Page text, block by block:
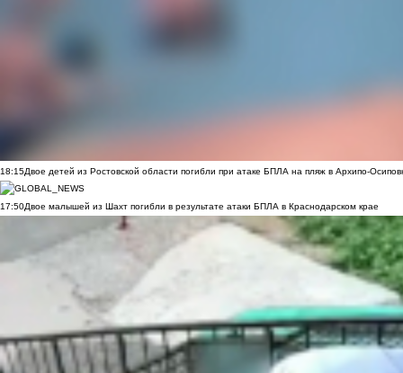
18:15Двое детей из Ростовской области погибли при атаке БПЛА на пляж в Архипо-
17:50Двое малышей из Шахт погибли в результате атаки БПЛА в Краснодарском крае